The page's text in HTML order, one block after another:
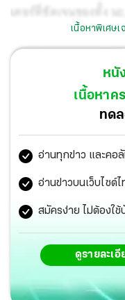
เตอร์ที่ชัดเจนของทั้ง น
มาพร้อมกับ
จุดเริ่มต้นของความทร
ครั้งแรกจากช่อง 9 กา
CITY POP
ญี่ปุ่น จึงเกิดไอเดียทำ
ที่มีชื่อว่า 土曜日のテ
เรบิ) แปลว่า รายการ
Ryoji (วง P.O.P),
วทันยา จันทร์วิทัน(วง
ญี่ปุ่น ด้วยความเรียบ
เสื้อผ้าในชุดนี้จึงถูกลด
เนื้อหาพิเศษ
หนั
เนื้อหาค
ทด
อ่านทุกข่าว และคอ
อ่านข่าวบนเว็บไซต์
สมัครง่าย ไม่ต้องใช้
ดูรายละเอี